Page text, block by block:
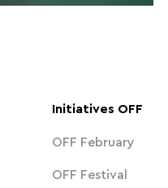
Initiatives OFF
OFF February
OFF Festival